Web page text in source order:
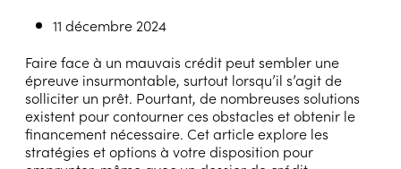
11 décembre 2024
Faire face à un mauvais crédit peut sembler une
épreuve insurmontable, surtout lorsqu’il s’agit de
solliciter un prêt. Pourtant, de nombreuses solutions
existent pour contourner ces obstacles et obtenir le
financement nécessaire. Cet article explore les
stratégies et options à votre disposition pour